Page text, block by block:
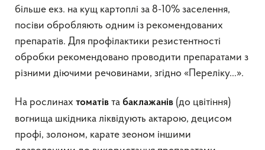
більше екз. на кущ картоплі за 8-10% заселення,
посіви обробляють одним із рекомендованих
препаратів. Для профілактики резистентності
обробки рекомендовано проводити препаратами з
різними діючими речовинами, згідно «Переліку…».
На рослинах томатів та баклажанів (до цвітіння)
вогнища шкідника ліквідують актарою, децисом
профі, золоном, карате зеоном іншими